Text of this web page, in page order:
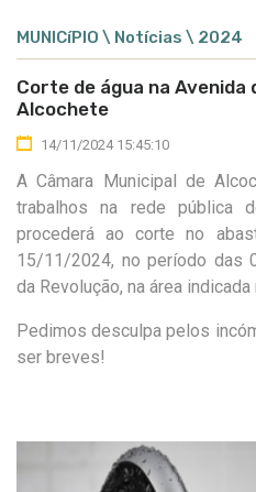
MUNICíPIO \ Notícias \ 2024
Corte de água na Avenida
Alcochete
14/11/2024 15:45:10
A Câmara Municipal de
trabalhos na rede pública
procederá ao corte no
15/11/2024, no período das
da Revolução, na área indicada
Pedimos desculpa pelos
ser breves!